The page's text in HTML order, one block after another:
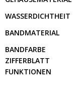
WASSERDICHTHEIT
BANDMATERIAL
BANDFARBE
ZIFFERBLATT
FUNKTIONEN